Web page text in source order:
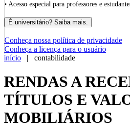
• Acesso especial para professores e
Conheça nossa política de privacidade
Conheça a licença para o usuário
início | contabilidade
RENDAS A
TÍTULOS E
MOBILIÁRIOS